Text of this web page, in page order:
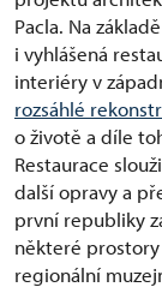
Pacla. Na
i vyhlášená
interiéry v
rozsáhlé
o životě a díle
Restaurace
další opravy a
první republiky
některé
regionální